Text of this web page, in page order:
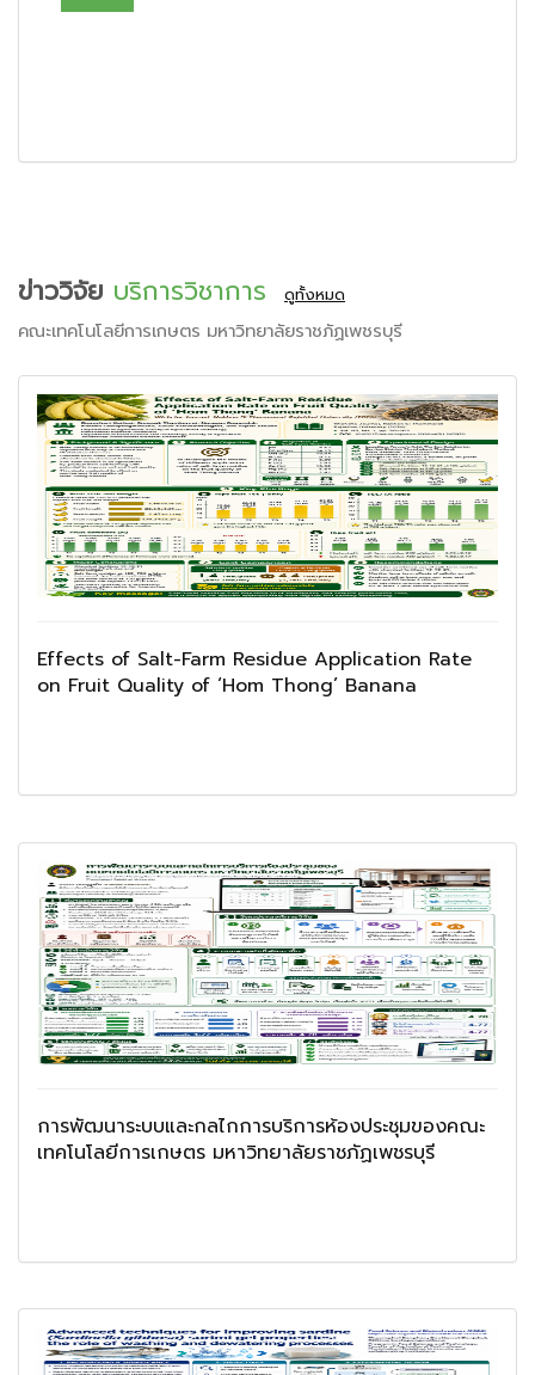
ข่าววิจัย บริการวิชาการ ดูทั้งหมด
คณะเทคโนโลยีการเกษตร มหาวิทยาลัยราชภัฏเพชรบุรี
Effects of Salt-Farm Residue Application Rate
on Fruit Quality of ‘Hom Thong’ Banana
การพัฒนาระบบและกลไกการบริการห้องประชุมของคณะ
เทคโนโลยีการเกษตร มหาวิทยาลัยราชภัฏเพชรบุรี